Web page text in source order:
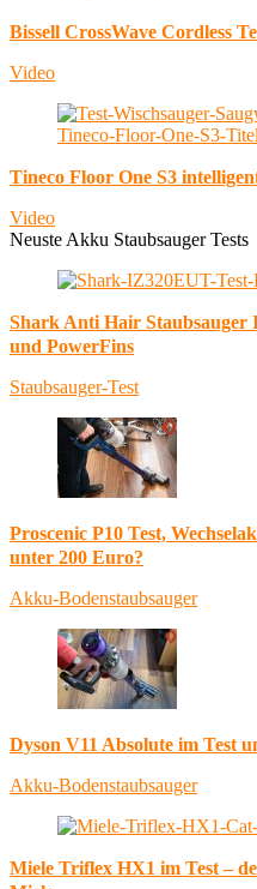
Bissell CrossWave Cordless
Video
Tineco Floor One S3
Video
Neuste Akku Staubsauger Tests
Shark Anti Hair Staubsauger
und PowerFins
Staubsauger-Test
Proscenic P10 Test,
unter 200 Euro?
Akku-Bodenstaubsauger
Dyson V11 Absolute im Test
Akku-Bodenstaubsauger
Miele Triflex HX1 im Test –